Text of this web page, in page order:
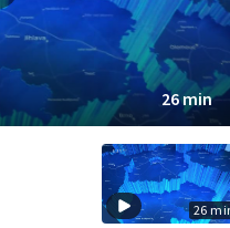
26 min
26